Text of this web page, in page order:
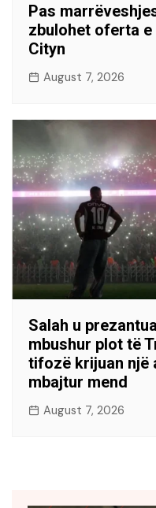
Pas
zbulohet oferta e
Cityn
August 7, 2026
Salah u
mbushur plot të
tifozë krijuan një
mbajtur mend
August 7, 2026